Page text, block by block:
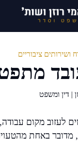
ושירותים ציבוריים
| דין ומשפט
לעזוב מקום
מדובר באחת